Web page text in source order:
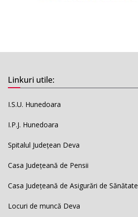
Linkuri utile:
I.S.U. Hunedoara
I.P.J. Hunedoara
Spitalul Județean Deva
Casa Județeană de Pensii
Casa Județeană de Asigurări de Sănătate
Locuri de muncă Deva